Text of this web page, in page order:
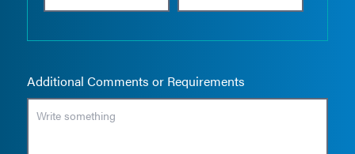
Additional Comments or Requirements